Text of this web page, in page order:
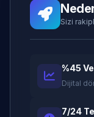
Sizi
%45
Dijital
7/24